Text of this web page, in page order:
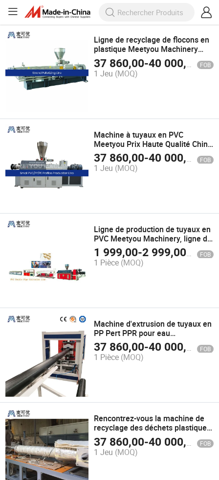
Ligne de recyclage de flocons en
plastique Meetyou Machinery
Chine La machine entière
fonctionne en douceur Usine de
recyclage de bouteilles en PET
37 860,00-40 000,00 FOB
1 Jeu (MOQ)
Machine à tuyaux en PVC
Meetyou Prix Haute Qualité Chine
PVC PP PE WPC PC Facile à
utiliser Fournisseur d'extrudeuses
de profilés en plastique
37 860,00-40 000,00 FOB
1 Jeu (MOQ)
Ligne de production de tuyaux en
PVC Meetyou Machinery, ligne de
production de tuyaux en PE à cinq
couches sur mesure, usine en
Chine, ligne d'extrusion plastique
1 999,00-2 999,00$US
FOB
1 Pièce (MOQ)
Machine d'extrusion de tuyaux en
PP Pert PPR pour eau
froide/chaude, extrudeuse de
tuyaux en PP Pert PPR, ligne
d'extrusion de tuyaux en PP Pert
37 860,00-40 000,00 FOB
1 Pièce (MOQ)
Rencontrez-vous la machine de
recyclage des déchets plastiques
en gros en Chine, ligne de lavage
des films en PP/PE automatique
avec coupeurs, fournisseurs de
37 860,00-40 000,00 FOB
1 Jeu (MOQ)